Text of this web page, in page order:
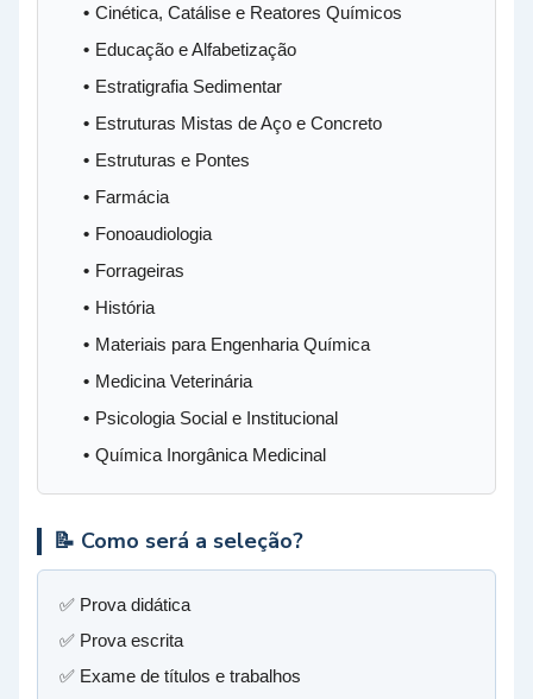
Cinética, Catálise e Reatores Químicos
Educação e Alfabetização
Estratigrafia Sedimentar
Estruturas Mistas de Aço e Concreto
Estruturas e Pontes
Farmácia
Fonoaudiologia
Forrageiras
História
Materiais para Engenharia Química
Medicina Veterinária
Psicologia Social e Institucional
Química Inorgânica Medicinal
📝 Como será a seleção?
✅ Prova didática
✅ Prova escrita
✅ Exame de títulos e trabalhos